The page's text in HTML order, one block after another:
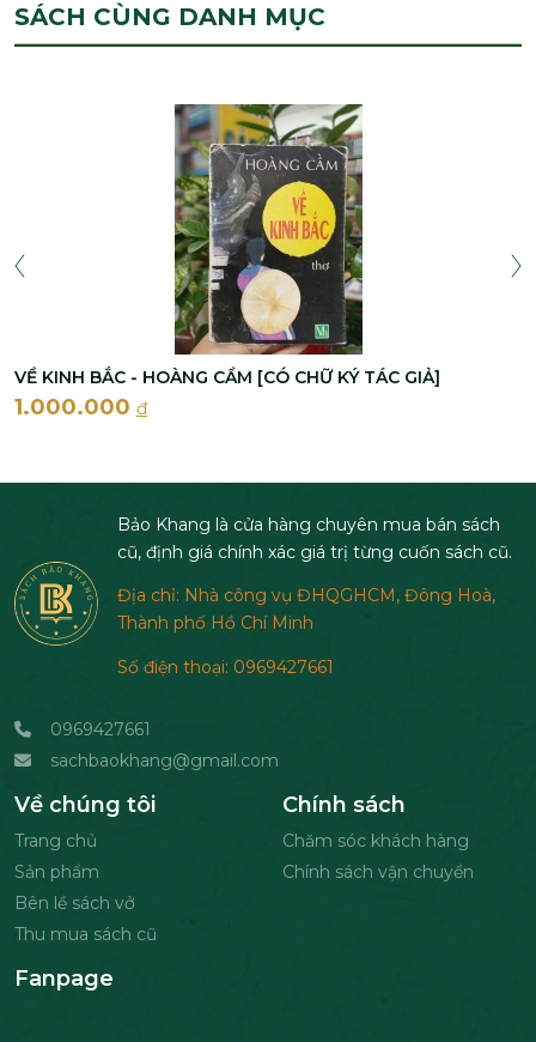
SÁCH CÙNG DANH MỤC
VỀ KINH BẮC - HOÀNG CẦM [CÓ CHỮ KÝ TÁC GIẢ]
1.000.000 đ
Bảo Khang là cửa hàng chuyên mua bán sách
cũ, định giá chính xác giá trị từng cuốn sách cũ.
Địa chỉ: Nhà công vụ ĐHQGHCM, Đông Hoà,
Thành phố Hồ Chí Minh
Số điện thoại: 0969427661
0969427661
sachbaokhang@gmail.com
Về chúng tôi
Trang chủ
Sản phẩm
Bên lề sách vở
Thu mua sách cũ
Chính sách
Chăm sóc khách hàng
Chính sách vận chuyển
Fanpage